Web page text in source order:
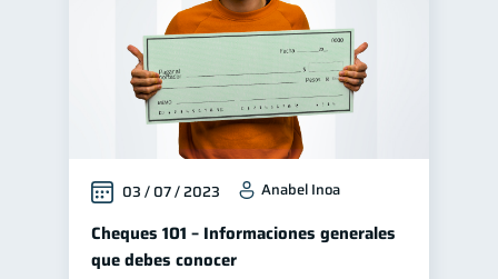
03 / 07 / 2023 Anabel Inoa
Cheques 101 – Informaciones generales
que debes conocer